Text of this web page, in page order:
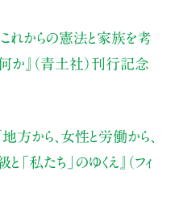
これからの憲法と家族を考
か』（青土社）刊行記念
地方から、女性と労働から、
と「私たち」のゆくえ』（フィ